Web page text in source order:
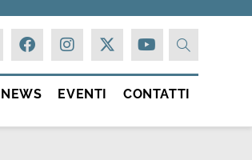
NEWS EVENTI CONTATTI